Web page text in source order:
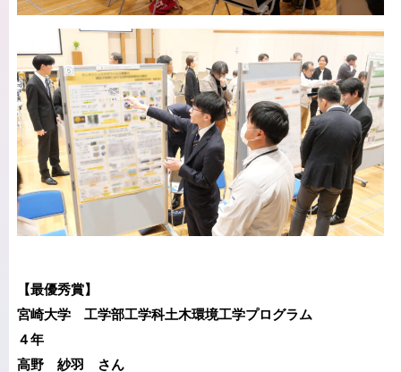
【最優秀賞】
宮崎大学 工学部工学科土木環境工学プログラム
４年
高野 紗羽 さん